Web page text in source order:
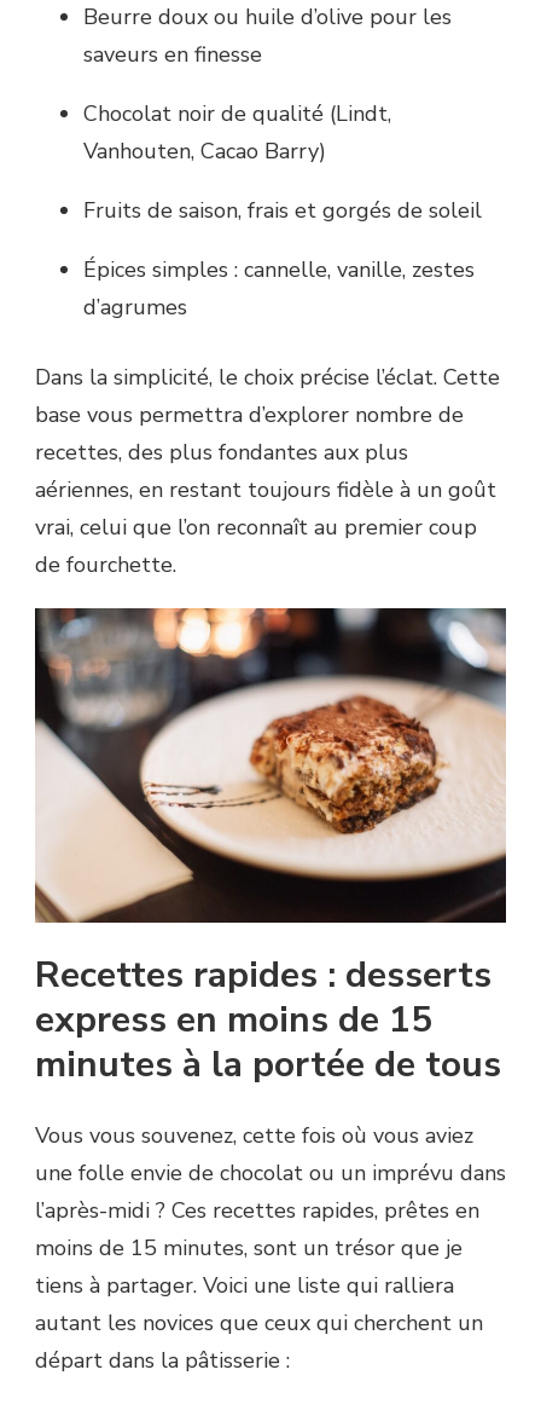
Beurre doux ou huile d’olive pour les
saveurs en finesse
Chocolat noir de qualité (Lindt,
Vanhouten, Cacao Barry)
Fruits de saison, frais et gorgés de soleil
Épices simples : cannelle, vanille, zestes
d’agrumes
Dans la simplicité, le choix précise l’éclat. Cette
base vous permettra d’explorer nombre de
recettes, des plus fondantes aux plus
aériennes, en restant toujours fidèle à un goût
vrai, celui que l’on reconnaît au premier coup
de fourchette.
Recettes rapides : desserts
express en moins de 15
minutes à la portée de tous
Vous vous souvenez, cette fois où vous aviez
une folle envie de chocolat ou un imprévu dans
l’après-midi ? Ces recettes rapides, prêtes en
moins de 15 minutes, sont un trésor que je
tiens à partager. Voici une liste qui ralliera
autant les novices que ceux qui cherchent un
départ dans la pâtisserie :